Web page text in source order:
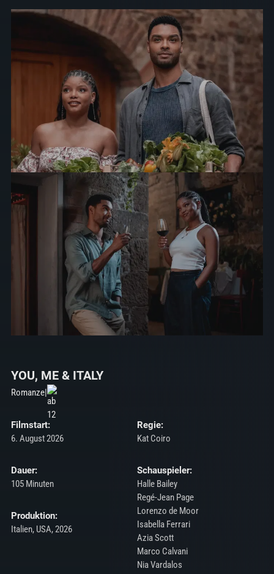
YOU, ME & ITALY
Romanze|
Filmstart:
6. August 2026
Dauer:
105 Minuten
Produktion:
Italien, USA, 2026
Regie:
Kat Coiro
Schauspieler:
Halle Bailey
Regé-Jean Page
Lorenzo de Moor
Isabella Ferrari
Azia Scott
Marco Calvani
Nia Vardalos